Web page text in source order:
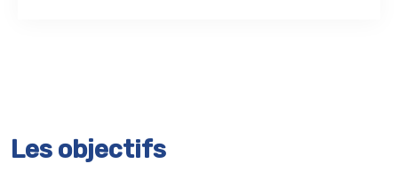
Les objectifs